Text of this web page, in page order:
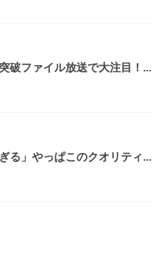
破ファイル放送で大注目！...
る」やっぱこのクオリティ...